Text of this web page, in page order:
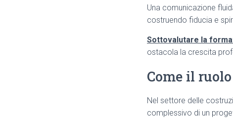
Una comunicazione
costruendo fiducia e
Sottovalutare la
ostacola la crescita
Come il
Nel settore delle
complessivo di un